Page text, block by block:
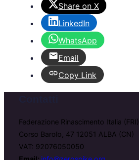
Share on X
LinkedIn
WhatsApp
Email
Copy Link
Federazione Rinascimento Italia (FRI)
Corso Barolo, 47 12051 ALBA (CN)
VAT: 92076050050